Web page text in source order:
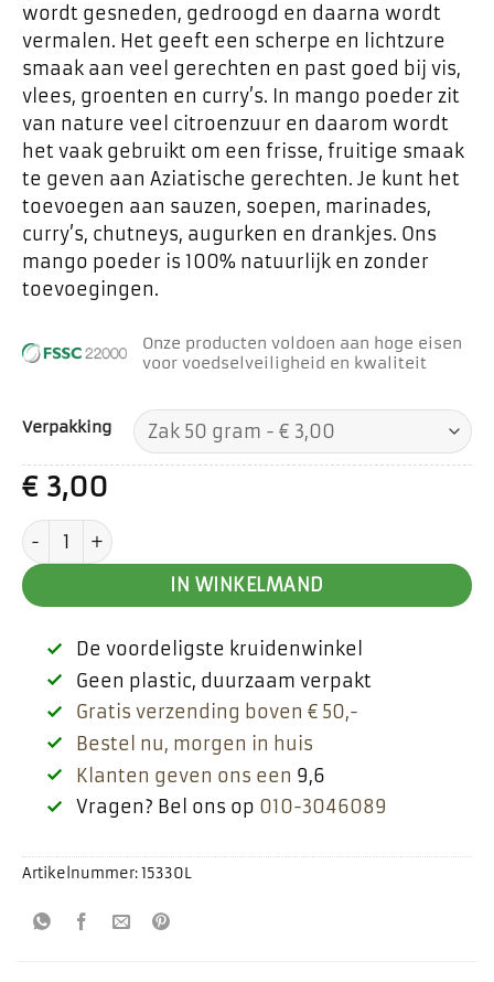
wordt gesneden, gedroogd en daarna wordt
vermalen. Het geeft een scherpe en lichtzure
smaak aan veel gerechten en past goed bij vis,
vlees, groenten en curry’s. In mango poeder zit
van nature veel citroenzuur en daarom wordt
het vaak gebruikt om een frisse, fruitige smaak
te geven aan Aziatische gerechten. Je kunt het
toevoegen aan sauzen, soepen, marinades,
curry’s, chutneys, augurken en drankjes. Ons
mango poeder is 100% natuurlijk en zonder
toevoegingen.
Onze producten voldoen aan hoge eisen
voor voedselveiligheid en kwaliteit
Verpakking
€3,00
Mango poeder aantal
IN WINKELMAND
De voordeligste kruidenwinkel
Geen plastic, duurzaam verpakt
Gratis verzending boven € 50,-
Bestel nu, morgen in huis
Klanten geven ons een 9,6
Vragen? Bel ons op 010-3046089
Artikelnummer:15330L